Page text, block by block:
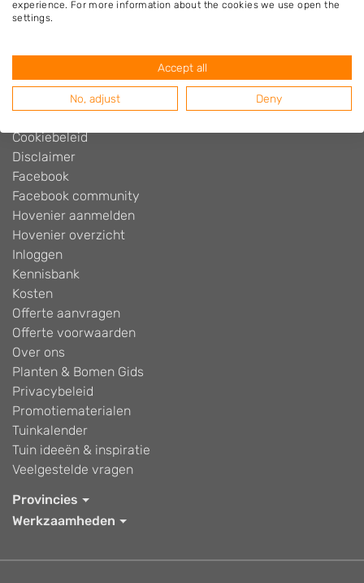
Hovenier.nl
Algemene voorwaarden
Beoordelingen widget
Cookiebeleid
Disclaimer
Facebook
Facebook community
Hovenier aanmelden
Hovenier overzicht
Inloggen
Kennisbank
Kosten
Offerte aanvragen
Offerte voorwaarden
Over ons
Planten & Bomen Gids
Privacybeleid
Promotiematerialen
Tuinkalender
Tuin ideeën & inspiratie
Veelgestelde vragen
Provincies
Werkzaamheden
experience. For more information about the cookies we use open the
settings.
Accept all
No, adjust Deny